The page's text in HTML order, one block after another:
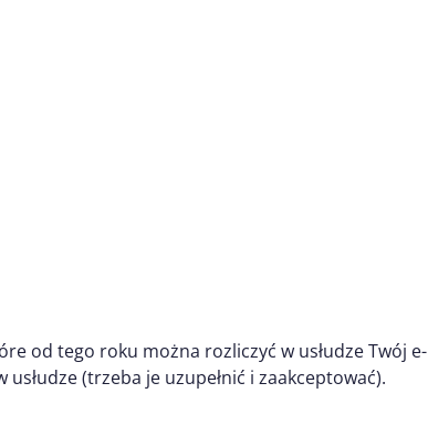
od tego roku można rozliczyć w usłudze Twój e-
usłudze (trzeba je uzupełnić i zaakceptować).